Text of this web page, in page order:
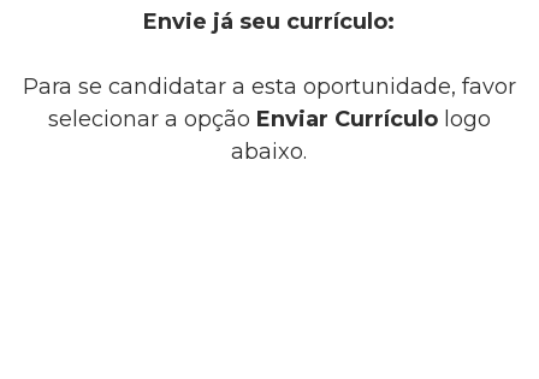
Envie já seu currículo:
Para se candidatar a esta oportunidade, favor
selecionar a opção Enviar Currículologo
abaixo.